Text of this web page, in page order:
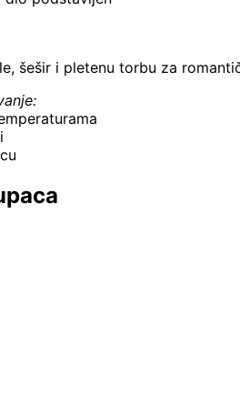
šešir i pletenu torbu za